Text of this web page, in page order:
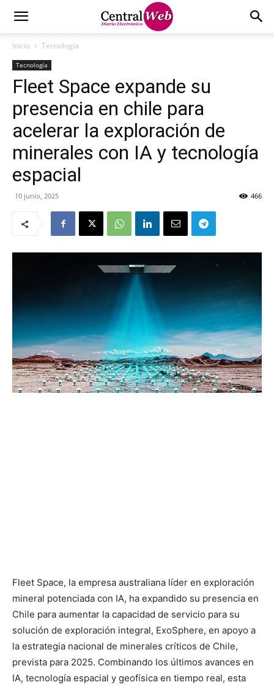
Inicio Tecnología
Tecnología
Fleet Space expande su
presencia en chile para
acelerar la exploración de
minerales con IA y tecnología
espacial
10 junio, 2025 466
Fleet Space, la empresa australiana líder en exploración
mineral potenciada con IA, ha expandido su presencia en
Chile para aumentar la capacidad de servicio para su
solución de exploración integral, ExoSphere, en apoyo a
la estrategia nacional de minerales críticos de Chile,
prevista para 2025. Combinando los últimos avances en
IA, tecnología espacial y geofísica en tiempo real, esta